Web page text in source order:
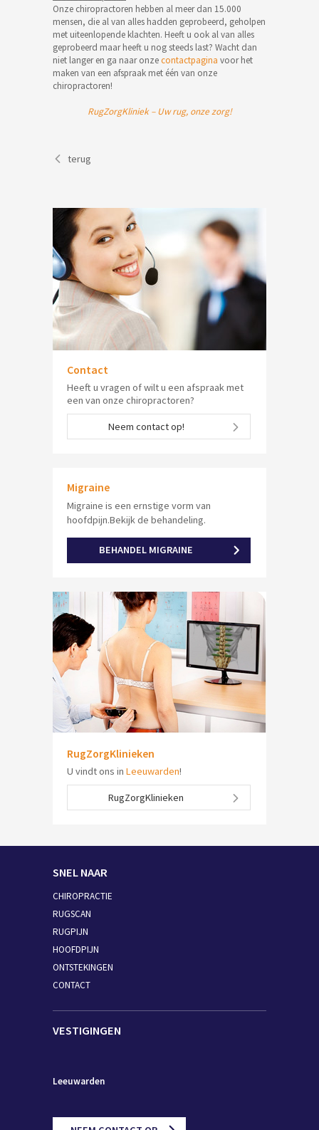
Onze chiropractoren hebben al meer dan 15.000
mensen, die al van alles hadden geprobeerd, geholpen
met uiteenlopende klachten. Heeft u ook al van alles
geprobeerd maar heeft u nog steeds last? Wacht dan
niet langer en ga naar onzecontactpagina voor het
maken van een afspraak met één van onze
chiropractoren!
RugZorgKliniek – Uw rug, onze zorg!
terug
Contact
Heeft u vragen of wilt u een afspraak met
een van onze chiropractoren?
Neem contact op!
Migraine
Migraine is een ernstige vorm van
hoofdpijn.Bekijk de behandeling.
BEHANDEL MIGRAINE
RugZorgKlinieken
U vindt ons in Leeuwarden!
RugZorgKlinieken
SNEL NAAR
CHIROPRACTIE
RUGSCAN
RUGPIJN
HOOFDPIJN
ONTSTEKINGEN
CONTACT
VESTIGINGEN
Leeuwarden